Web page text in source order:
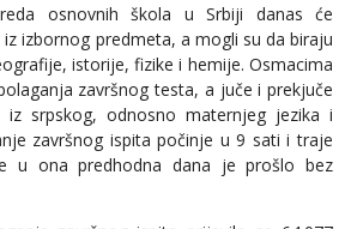
osnovnih škola u Srbiji danas će
izbornog predmeta, a mogli su da biraju
istorije, fizike i hemije. Osmacima
završnog testa, a juče i prekjuče
iz srpskog, odnosno maternjeg jezika i
završnog ispita počinje u 9 sati i traje
u ona predhodna dana je prošlo bez